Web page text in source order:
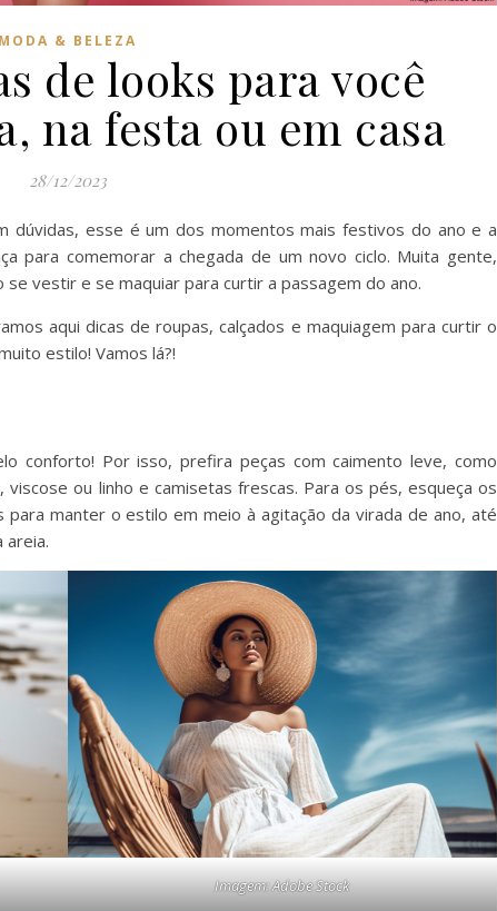
MODA & BELEZA
de looks para você
na festa ou em casa
28/12/2023
dúvidas, esse é um dos momentos mais festivos do ano e a
para comemorar a chegada de um novo ciclo. Muita gente,
vestir e se maquiar para curtir a passagem do ano.
aqui dicas de roupas, calçados e maquiagem para curtir o
estilo! Vamos lá?!
conforto! Por isso, prefira peças com caimento leve, como
ou linho e camisetas frescas. Para os pés, esqueça os
manter o estilo em meio à agitação da virada de ano, até
areia.
Imagem: Adobe Stock